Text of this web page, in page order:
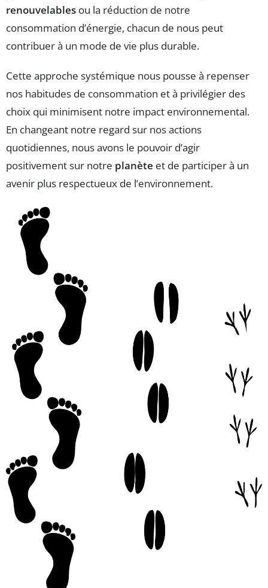
renouvelables ou la réduction de notre
consommation d’énergie, chacun de nous peut
contribuer à un mode de vie plus durable.
Cette approche systémique nous pousse à repenser
nos habitudes de consommation et à privilégier des
choix qui minimisent notre impact environnemental.
En changeant notre regard sur nos actions
quotidiennes, nous avons le pouvoir d’agir
positivement sur notre planète et de participer à un
avenir plus respectueux de l’environnement.